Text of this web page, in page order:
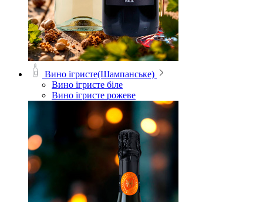
Вино ігристе(Шампанське)
Вино ігристе біле
Вино ігристе рожеве